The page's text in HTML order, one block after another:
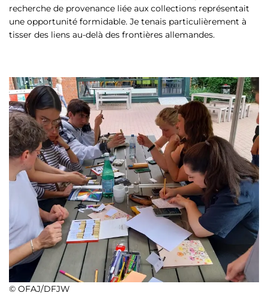
recherche de provenance liée aux collections représentait
une opportunité formidable. Je tenais particulièrement à
tisser des liens au-delà des frontières allemandes.
© OFAJ/DFJW